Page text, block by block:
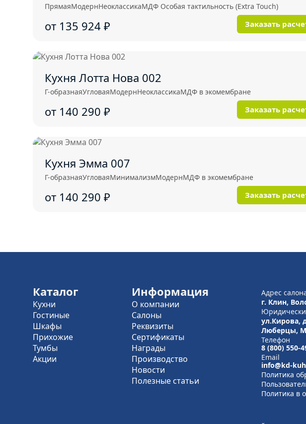
ПрямаяМодернНеоклассикаМДФ Особая тактильность (Extra Touch)
от 135 924 ₽ Заказать
Кухня Лотта Нова 002
Г-образнаяУгловаяМодернНеоклассикаМДФ в экомембране
от 140 290 ₽ Заказать
Кухня Эмма 007
Г-образнаяУгловаяМинимализмМодернМДФ в экомембране
от 140 290 ₽ Заказать
Каталог
Кухни
Гостиные
Шкафы
Прихожие
Тумбы
Акции
Информация
О компании
Салоны
Реквизиты
Сертификаты
Награды
Производство
Новости
Полезные статьи
Адрес
г. Клин,
ул.Кирова,
Люберцы,
Телефон
8 (800) 550-
Email
info@kd-
Политика
Политика в